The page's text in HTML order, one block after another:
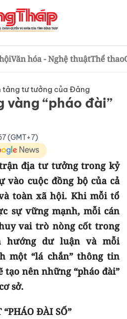
Văn hóa - Nghệ thuậtThể thao
tảng tư tưởng của Đảng
vàng “pháo đài”
(GMT+7)
địa tư tưởng trong kỷ
vào cuộc đồng bộ của cả
toàn xã hội. Khi mỗi tổ
sự vững mạnh, mỗi cán
vai trò nòng cốt trong
hướng dư luận và mỗi
một “lá chắn” thông tin
tạo nên những “pháo đài”
sở.
ĐÀI SỐ”